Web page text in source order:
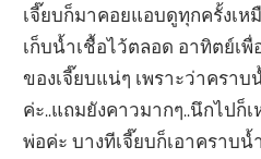
เจี๊ยบก็มาคอยแอบดูทุกครั้งเห
เก็บน้ำเชื้อไว้ตลอด อาทิตย์เพื่
ของเจี๊ยบแน่ๆ เพราะว่าคราบ
ค่ะ..แถมยังคาวมากๆ..นึกไปก็
พ่อค่ะ บางทีเจี๊ยบก็เอาคราบ